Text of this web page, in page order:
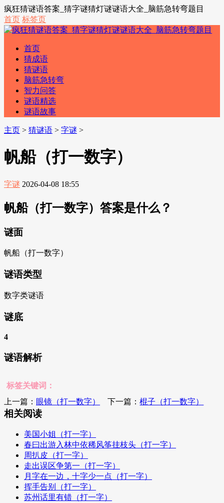
疯狂猜谜语答案_猜字谜猜灯谜谜语大全_脑筋急转弯题目
首页 标签页
首页
猜成语
猜谜语
脑筋急转弯
智力问答
谜语精选
谜语故事
主页 > 猜谜语 > 字谜 >
帆船（打一数字）
字谜 2026-04-08 18:55
帆船（打一数字）答案是什么？
谜面
帆船（打一数字）
谜语类型
数字类谜语
谜底
4
谜语解析
标签关键词：
上一篇： 眼镜（打一数字） 下一篇：棍子（打一数字）
相关阅读
美国小姐（打一字）
春曰出游入林中依稀风筝挂枝头（打一字）
周扒皮（打一字）
走出误区争第一（打一字）
月字在一边，十字少一点（打一字）
挥手告别（打一字）
苏州话里有错（打一字）